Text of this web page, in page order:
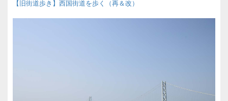
【旧街道歩き】西国街道を歩く（再＆改）